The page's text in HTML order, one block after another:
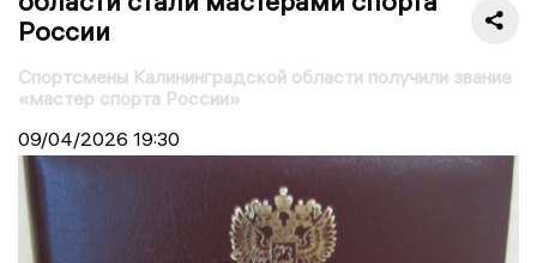
России
Спортсмены Калининградской области получили звание
«мастер спорта России»
09/04/2026 19:30